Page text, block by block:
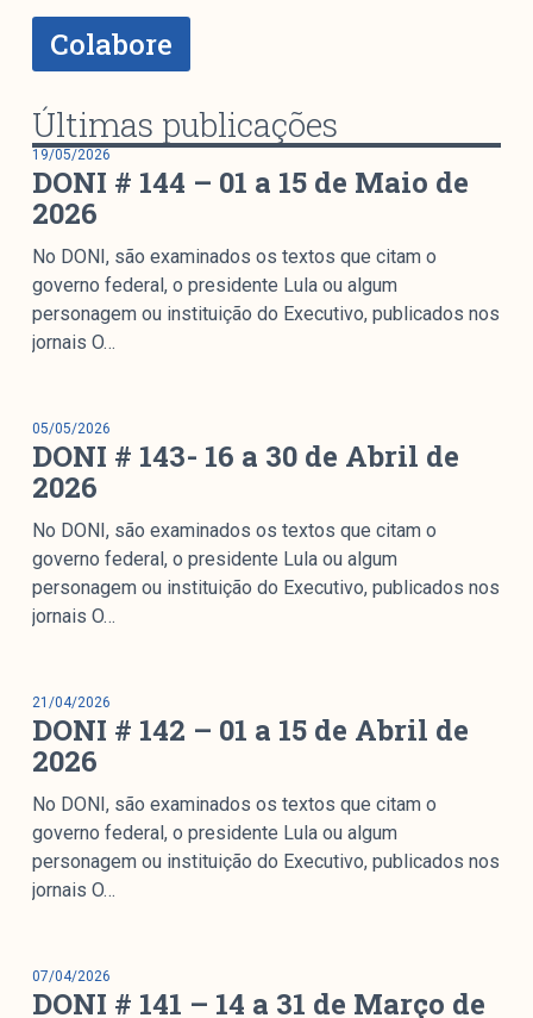
O Manchetômetro é um site de acompanhamento da
política produzido pelo Laboratório de Estudos de Mídia
e Esfera Pública (LEMEP). O LEMEP tem registro no
Diretório de Grupos de Pesquisa do CNPq e é sediado
no Instituto de Estudos Sociais e Políticos (IESP) da
Universidade do Estado do Rio de Janeiro (UERJ). O
Manchetômetro não tem filiação com partidos ou grupos
econômicos.
Colabore
Últimas publicações
19/05/2026
DONI # 144 – 01 a 15 de Maio de
2026
No DONI, são examinados os textos que citam o
governo federal, o presidente Lula ou algum
personagem ou instituição do Executivo, publicados nos
jornais O…
05/05/2026
DONI # 143- 16 a 30 de Abril de
2026
No DONI, são examinados os textos que citam o
governo federal, o presidente Lula ou algum
personagem ou instituição do Executivo, publicados nos
jornais O…
21/04/2026
DONI # 142 – 01 a 15 de Abril de
2026
No DONI, são examinados os textos que citam o
governo federal, o presidente Lula ou algum
personagem ou instituição do Executivo, publicados nos
jornais O…
07/04/2026
DONI # 141 – 14 a 31 de Março de